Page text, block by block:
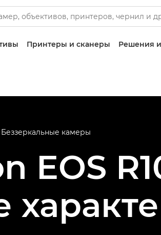
Принтеры и сканеры Решения и
Беззеркальные камеры
EOS